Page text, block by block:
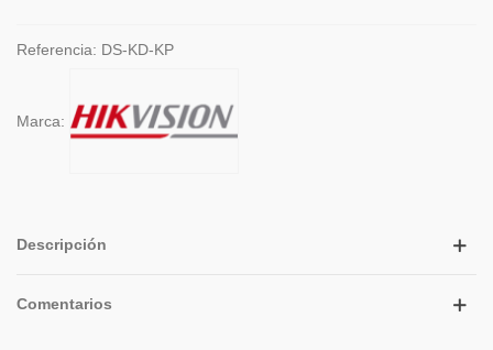
Referencia: DS-KD-KP
Marca:
Descripción
Comentarios